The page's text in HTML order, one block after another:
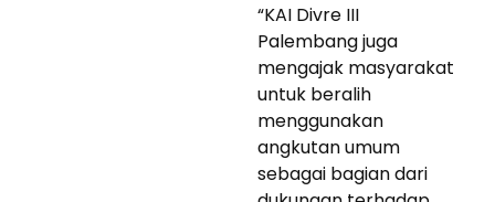
“KAI Divre III
Palembang juga
mengajak masyarakat
untuk beralih
menggunakan
angkutan umum
sebagai bagian dari